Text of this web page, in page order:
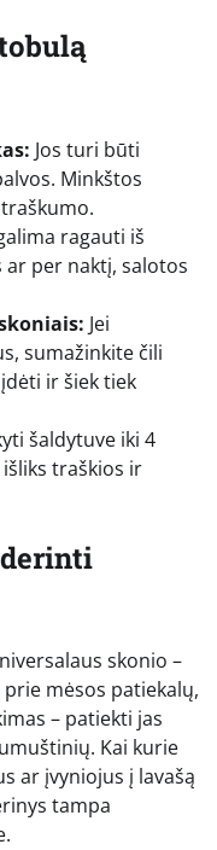
Jos turi būti
Minkštos
ragauti iš
ar per naktį, salotos
Jei
sumažinkite čili
ir šiek tiek
šaldytuve iki 4
traškios ir
skonio –
mėsos patiekalų,
– patiekti jas
Kai kurie
ar įvyniojus į lavašą
tampa